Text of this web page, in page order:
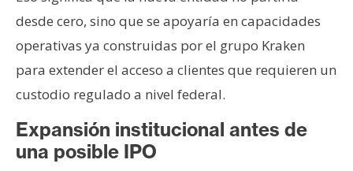
desde cero, sino que se apoyaría en capacidades
operativas ya construidas por el grupo Kraken
para extender el acceso a clientes que requieren un
custodio regulado a nivel federal.
Expansión institucional antes de
una posible IPO